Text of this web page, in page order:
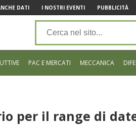
DATI I NOSTRI EVENTI PUBBLICITÀ
PAC E MERCATI MECCANICA
per il range di